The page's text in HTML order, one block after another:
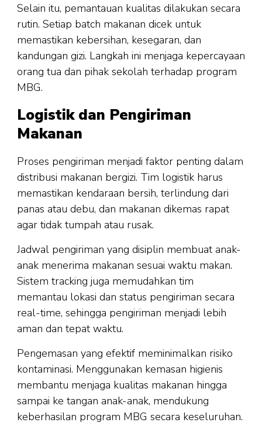
Selain itu, pemantauan kualitas dilakukan secara
rutin. Setiap batch makanan dicek untuk
memastikan kebersihan, kesegaran, dan
kandungan gizi. Langkah ini menjaga kepercayaan
orang tua dan pihak sekolah terhadap program
MBG.
Logistik dan Pengiriman
Makanan
Proses pengiriman menjadi faktor penting dalam
distribusi makanan bergizi. Tim logistik harus
memastikan kendaraan bersih, terlindung dari
panas atau debu, dan makanan dikemas rapat
agar tidak tumpah atau rusak.
Jadwal pengiriman yang disiplin membuat anak-
anak menerima makanan sesuai waktu makan.
Sistem tracking juga memudahkan tim
memantau lokasi dan status pengiriman secara
real-time, sehingga pengiriman menjadi lebih
aman dan tepat waktu.
Pengemasan yang efektif meminimalkan risiko
kontaminasi. Menggunakan kemasan higienis
membantu menjaga kualitas makanan hingga
sampai ke tangan anak-anak, mendukung
keberhasilan program MBG secara keseluruhan.